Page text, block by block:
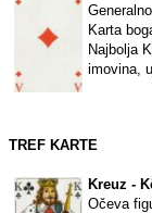
Karta
Najbolja
imovina,
TREF KARTE
Kreuz -
Očeva